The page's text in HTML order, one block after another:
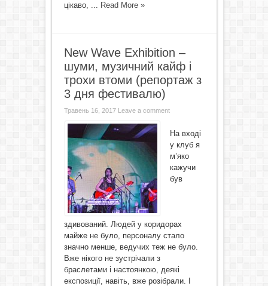
цікаво, ... Read More »
New Wave Exhibition –
шуми, музичний кайф і
трохи втоми (репортаж з
3 дня фестивалю)
Травень 16, 2017 Leave a comment
На вході
у клуб я
м’яко
кажучи
був
здивований. Людей у коридорах
майже не було, персоналу стало
значно менше, ведучих теж не було.
Вже нікого не зустрічали з
браслетами і настоянкою, деякі
експозиції, навіть, вже розібрали. І